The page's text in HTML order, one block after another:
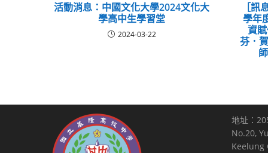
活動消息：中國文化大學2024文化大
學高中生學習堂
2024-03-22
［
學年
資
芬．
地址：
No.20,
Keelung